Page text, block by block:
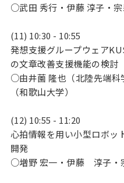
○武田 秀行・伊藤 淳子・宗
(11) 10:30 - 10:55
発想支援グループウェア
の文章改善支援機能の検討
○由井薗 隆也（北陸先端科
（和歌山大学）
(12) 10:55 - 11:20
心拍情報を用い小型ロボッ
開発
○増野 宏一・伊藤 淳子・